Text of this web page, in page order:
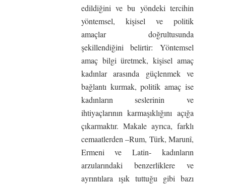
edildiğini ve bu yöndeki tercihin
yöntemsel, kişisel ve politik
amaçlar doğrultusunda
şekillendiğini belirtir: Yöntemsel
amaç bilgi üretmek, kişisel amaç
kadınlar arasında güçlenmek ve
bağlantı kurmak, politik amaç ise
kadınların seslerinin ve
ihtiyaçlarının karmaşıklığını açığa
çıkarmaktır. Makale ayrıca, farklı
cemaatlerden –Rum, Türk, Marunî,
Ermeni ve Latin- kadınların
arzularındaki benzerliklere ve
ayrıntılara ışık tuttuğu gibi bazı